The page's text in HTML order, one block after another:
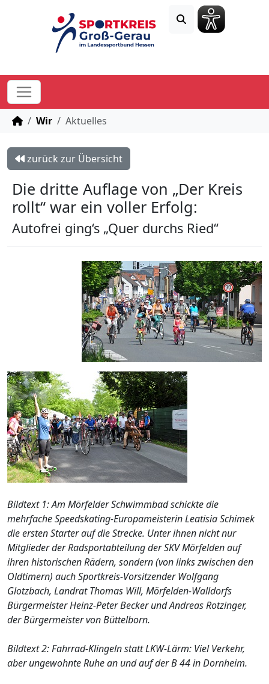
STARTSEITE
Wir Aktuelles
zurück zur Übersicht
Die dritte Auflage von „Der Kreis
rollt“ war ein voller Erfolg:
Autofrei ging‘s „Quer durchs Ried“
Bildtext 1: Am Mörfelder Schwimmbad schickte die
mehrfache Speedskating-Europameisterin Leatisia Schimek
die ersten Starter auf die Strecke. Unter ihnen nicht nur
Mitglieder der Radsportabteilung der SKV Mörfelden auf
ihren historischen Rädern, sondern (von links zwischen den
Oldtimern) auch Sportkreis-Vorsitzender Wolfgang
Glotzbach, Landrat Thomas Will, Mörfelden-Walldorfs
Bürgermeister Heinz-Peter Becker und Andreas Rotzinger,
der Bürgermeister von Büttelborn.
Bildtext 2: Fahrrad-Klingeln statt LKW-Lärm: Viel Verkehr,
aber ungewohnte Ruhe an und auf der B 44 in Dornheim.